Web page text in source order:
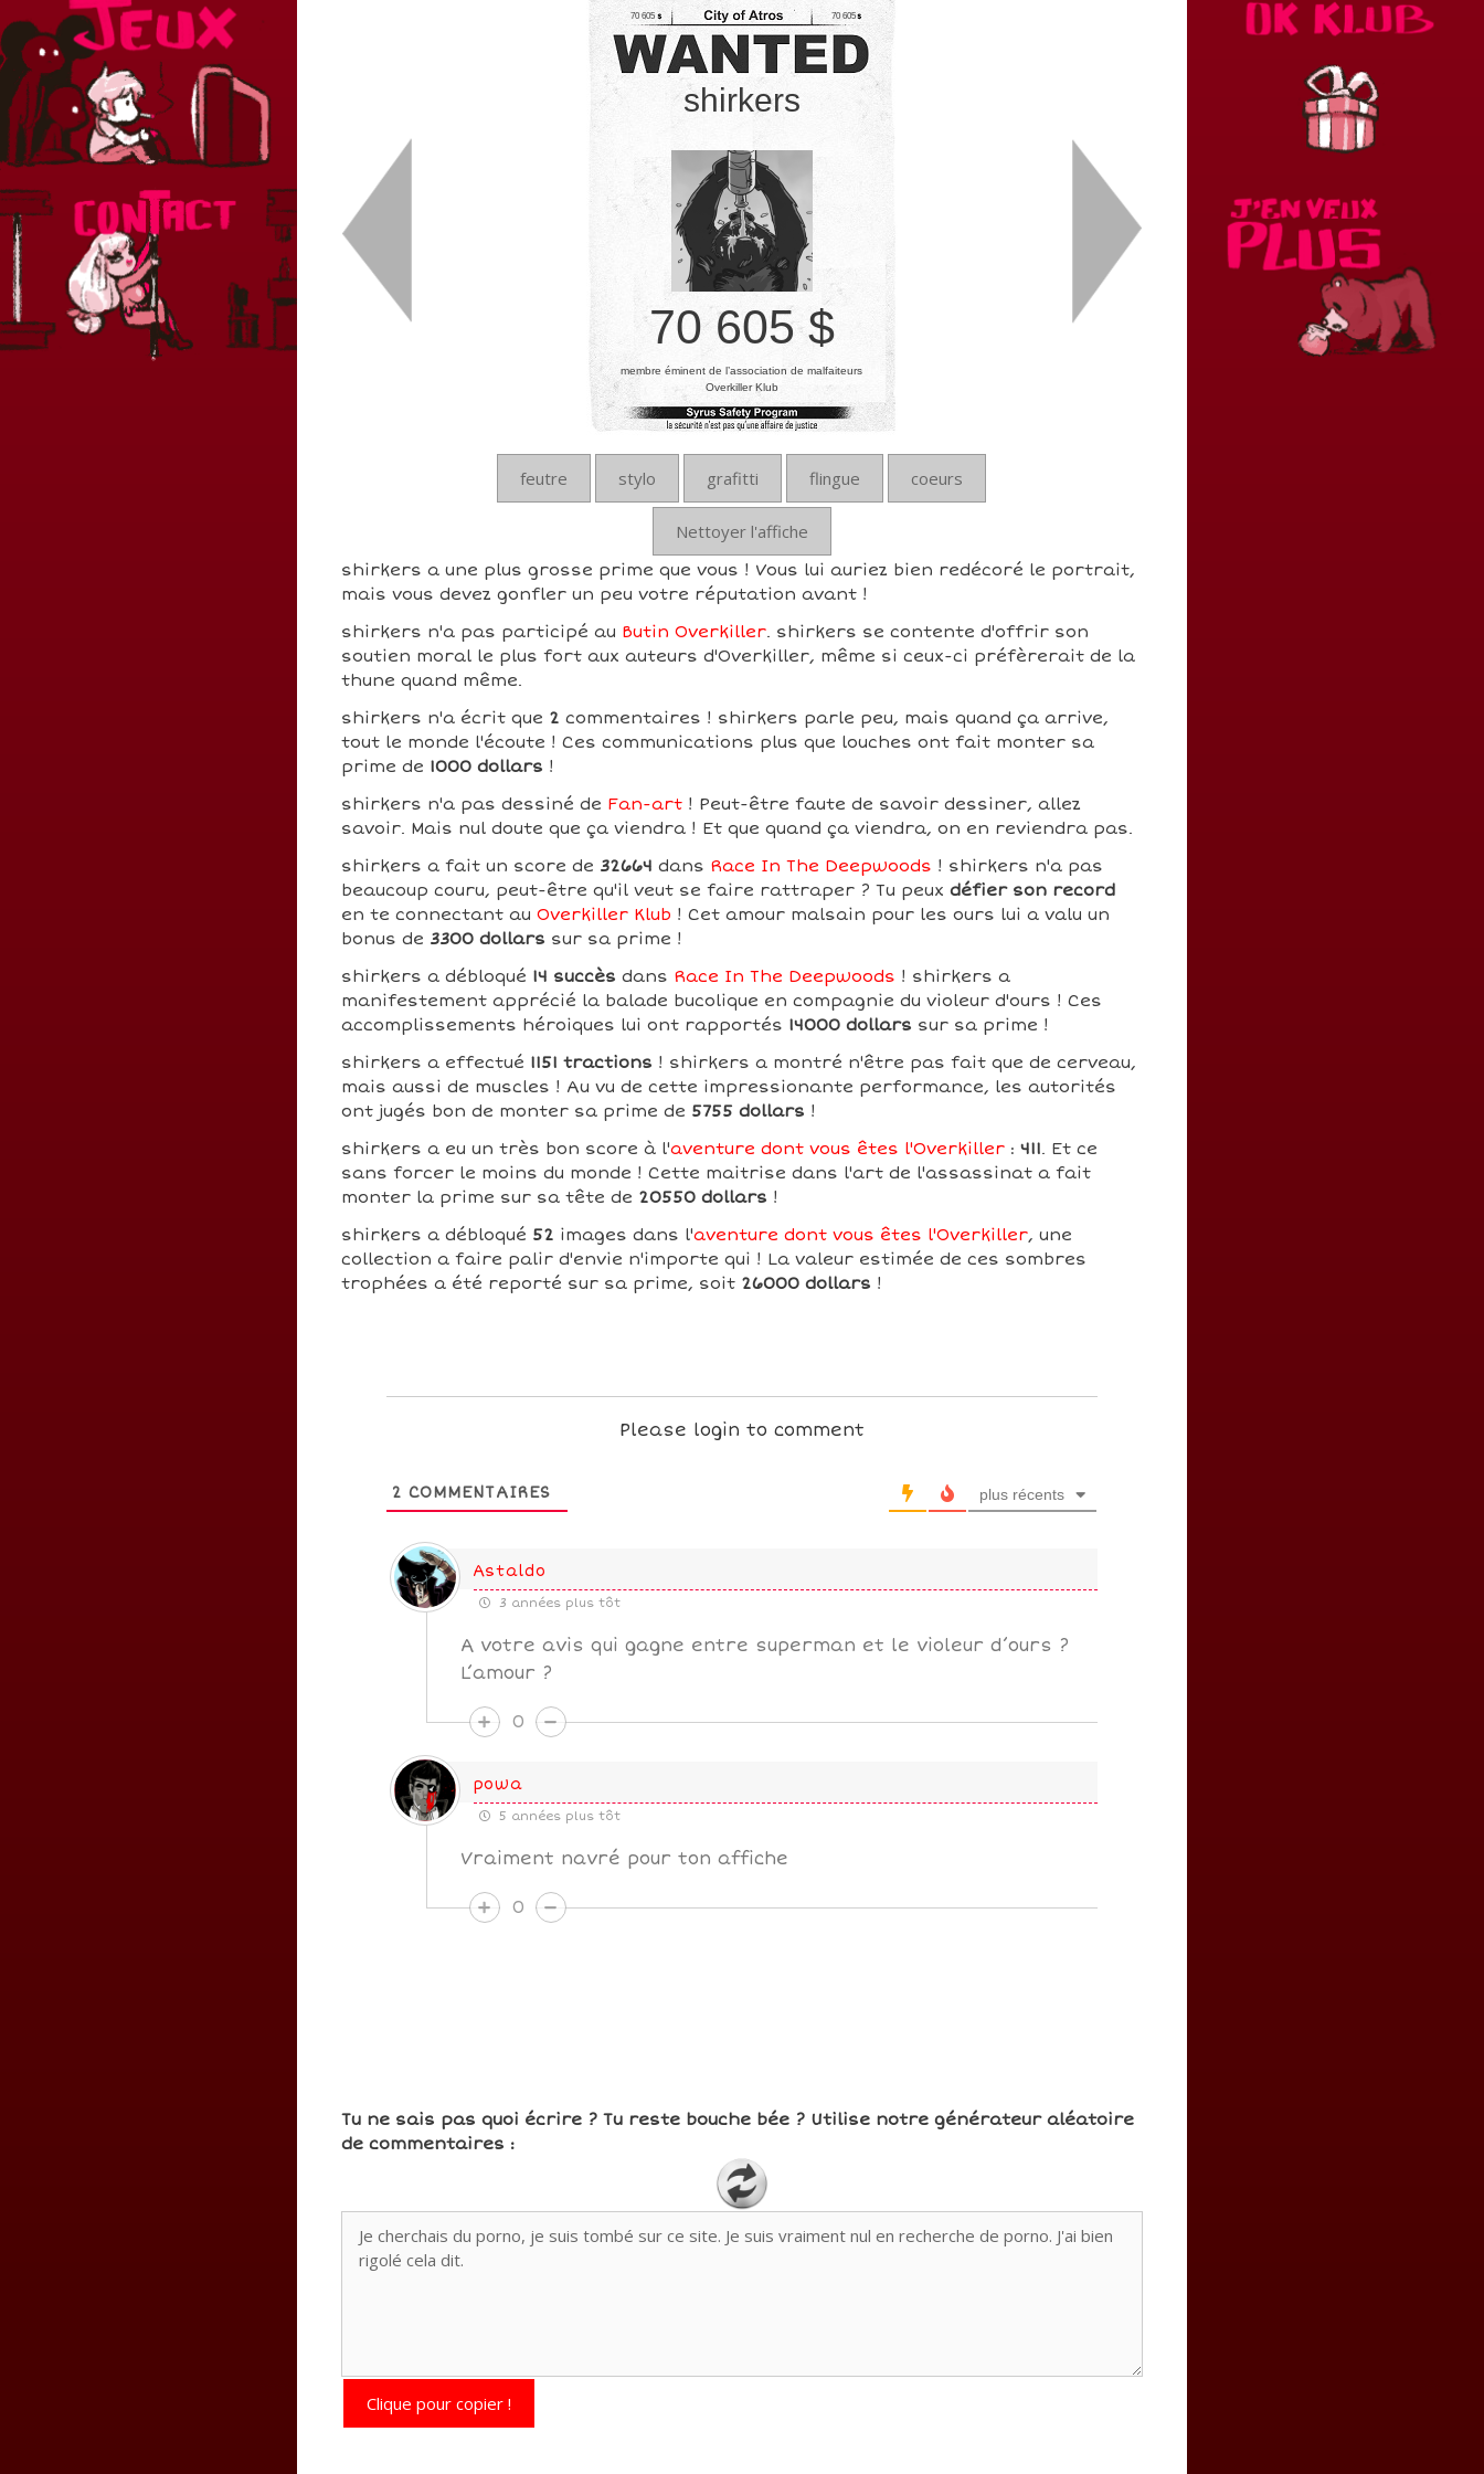
70 605
shirkers
70 605
70 605 $
membre éminent de l’association de malfaiteurs
Overkiller Klub
feutre stylo grafitti flingue coeurs
Nettoyer l'affiche
shirkers a une plus grosse prime que vous ! Vous lui auriez bien redécoré le portrait,
mais vous devez gonfler un peu votre réputation avant !
shirkers n'a pas participé au Butin Overkiller. shirkers se contente d'offrir son
soutien moral le plus fort aux auteurs d'Overkiller, même si ceux-ci préfèrerait de la
thune quand même.
shirkers n'a écrit que 2 commentaires ! shirkers parle peu, mais quand ça arrive,
tout le monde l'écoute ! Ces communications plus que louches ont fait monter sa
prime de 1000 dollars !
shirkers n'a pas dessiné de Fan-art! Peut-être faute de savoir dessiner, allez
savoir. Mais nul doute que ça viendra ! Et que quand ça viendra, on en reviendra pas.
shirkers a fait un score de 32664 dans Race In The Deepwoods ! shirkers n'a pas
beaucoup couru, peut-être qu'il veut se faire rattraper ? Tu peux défier son record
en te connectant au Overkiller Klub ! Cet amour malsain pour les ours lui a valu un
bonus de 3300 dollars sur sa prime !
shirkers a débloqué 14 succès dans Race In The Deepwoods ! shirkers a
manifestement apprécié la balade bucolique en compagnie du violeur d'ours ! Ces
accomplissements héroiques lui ont rapportés 14000 dollars sur sa prime !
shirkers a effectué 1151 tractions ! shirkers a montré n'être pas fait que de cerveau,
mais aussi de muscles ! Au vu de cette impressionante performance, les autorités
ont jugés bon de monter sa prime de 5755 dollars !
shirkers a eu un très bon score à l'aventure dont vous êtes l'Overkiller: 411. Et ce
sans forcer le moins du monde ! Cette maitrise dans l'art de l'assassinat a fait
monter la prime sur sa tête de 20550 dollars !
shirkers a débloqué 52 images dans l'aventure dont vous êtes l'Overkiller, une
collection a faire palir d'envie n'importe qui ! La valeur estimée de ces sombres
trophées a été reporté sur sa prime, soit 26000 dollars !
Please login to comment
2 COMMENTAIRES plus récents
Astaldo
3 années plus tôt
A votre avis qui gagne entre superman et le violeur d’ours ?
L’amour ?
0
powa
5 années plus tôt
Vraiment navré pour ton affiche
0
Tu ne sais pas quoi écrire ? Tu reste bouche bée ? Utilise notre générateur aléatoire
de commentaires :
Clique pour copier !